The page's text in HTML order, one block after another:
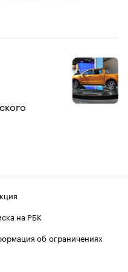
на РБК
об ограничениях